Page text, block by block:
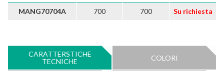
MANG70704A 700 700 Su richiesta
CARATTERSTICHE
TECNICHE
COLORI